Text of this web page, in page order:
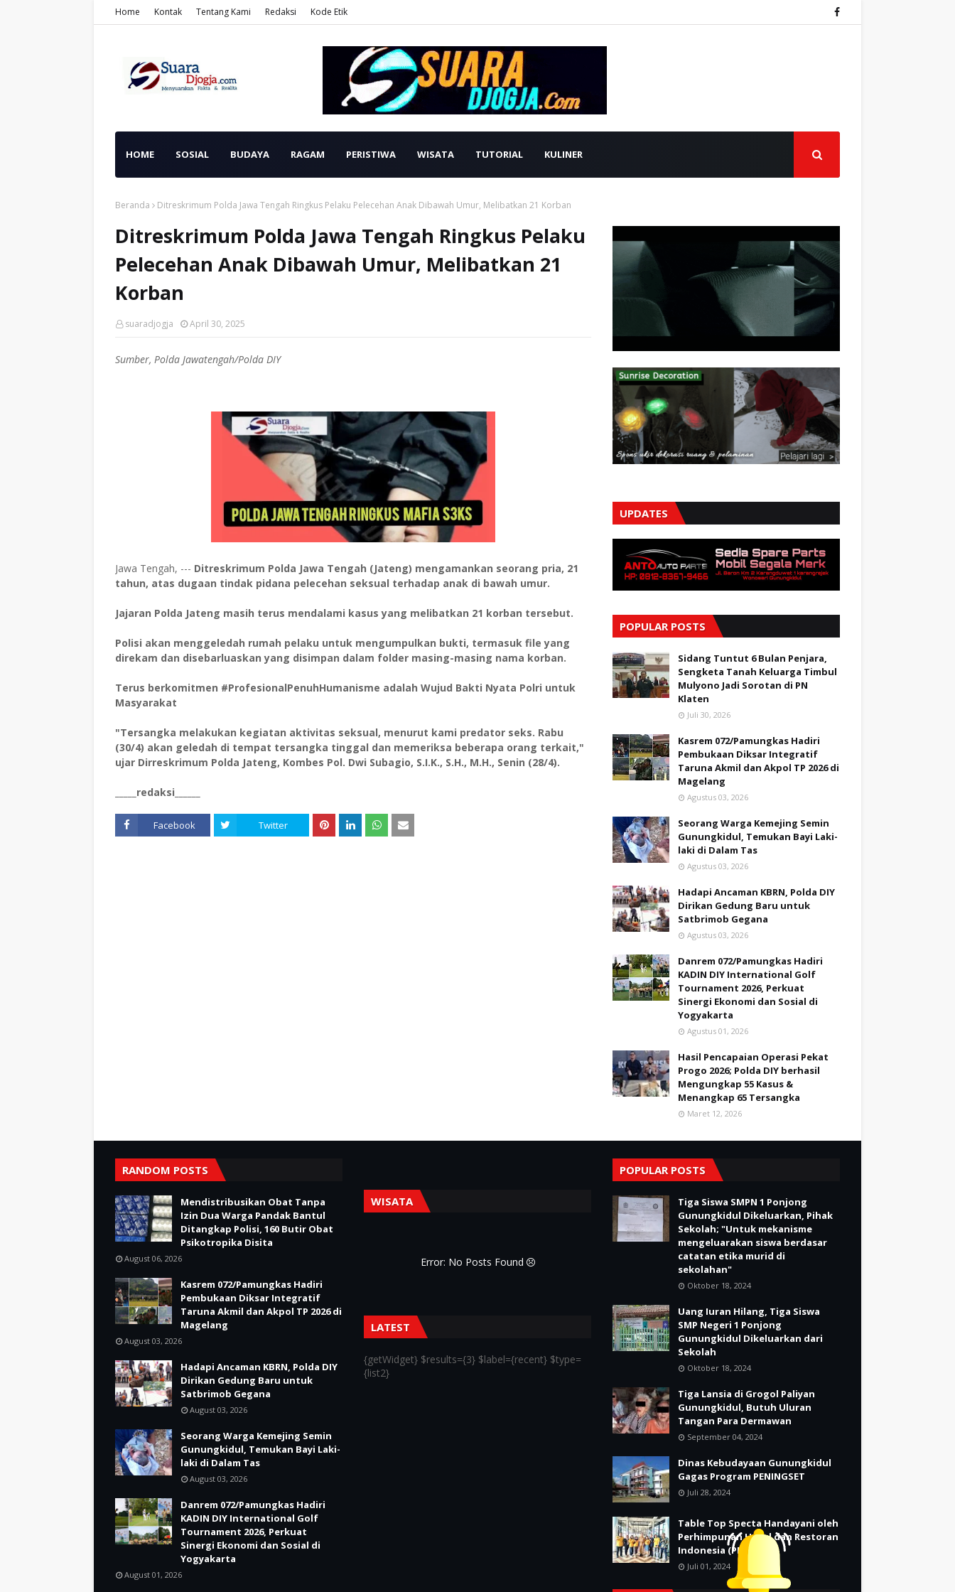
Home Kontak Tentang Kami Redaksi Kode Etik
HOME SOSIAL BUDAYA RAGAM PERISTIWA WISATA TUTORIAL KULINER
Beranda Ditreskrimum Polda Jawa Tengah Ringkus Pelaku Pelecehan Anak Dibawah Umur, Melibatkan 21 Korban
Ditreskrimum Polda Jawa Tengah Ringkus Pelaku
Pelecehan Anak Dibawah Umur, Melibatkan 21
Korban
suaradjogja April 30, 2025
Sumber, Polda Jawatengah/Polda DIY
Jawa Tengah, --- Ditreskrimum Polda Jawa Tengah (Jateng) mengamankan seorang pria, 21
tahun, atas dugaan tindak pidana pelecehan seksual terhadap anak di bawah umur.
Jajaran Polda Jateng masih terus mendalami kasus yang melibatkan 21 korban tersebut.
Polisi akan menggeledah rumah pelaku untuk mengumpulkan bukti, termasuk file yang
direkam dan disebarluaskan yang disimpan dalam folder masing-masing nama korban.
Terus berkomitmen #ProfesionalPenuhHumanisme adalah Wujud Bakti Nyata Polri untuk
Masyarakat
"Tersangka melakukan kegiatan aktivitas seksual, menurut kami predator seks. Rabu
(30/4) akan geledah di tempat tersangka tinggal dan memeriksa beberapa orang terkait,"
ujar Dirreskrimum Polda Jateng, Kombes Pol. Dwi Subagio, S.I.K., S.H., M.H., Senin (28/4).
_____redaksi______
Facebook Twitter
UPDATES
POPULAR POSTS
Sidang Tuntut 6 Bulan Penjara,
Sengketa Tanah Keluarga Timbul
Mulyono Jadi Sorotan di PN
Klaten
Juli 30, 2026
Kasrem 072/Pamungkas Hadiri
Pembukaan Diksar Integratif
Taruna Akmil dan Akpol TP 2026 di
Magelang
Agustus 03, 2026
Seorang Warga Kemejing Semin
Gunungkidul, Temukan Bayi Laki-
laki di Dalam Tas
Agustus 03, 2026
Hadapi Ancaman KBRN, Polda DIY
Dirikan Gedung Baru untuk
Satbrimob Gegana
Agustus 03, 2026
Danrem 072/Pamungkas Hadiri
KADIN DIY International Golf
Tournament 2026, Perkuat
Sinergi Ekonomi dan Sosial di
Yogyakarta
Agustus 01, 2026
Hasil Pencapaian Operasi Pekat
Progo 2026; Polda DIY berhasil
Mengungkap 55 Kasus &
Menangkap 65 Tersangka
Maret 12, 2026
RANDOM POSTS
Mendistribusikan Obat Tanpa
Izin Dua Warga Pandak Bantul
Ditangkap Polisi, 160 Butir Obat
Psikotropika Disita
August 06, 2026
Kasrem 072/Pamungkas Hadiri
Pembukaan Diksar Integratif
Taruna Akmil dan Akpol TP 2026 di
Magelang
August 03, 2026
Hadapi Ancaman KBRN, Polda DIY
Dirikan Gedung Baru untuk
Satbrimob Gegana
August 03, 2026
Seorang Warga Kemejing Semin
Gunungkidul, Temukan Bayi Laki-
laki di Dalam Tas
August 03, 2026
Danrem 072/Pamungkas Hadiri
KADIN DIY International Golf
Tournament 2026, Perkuat
Sinergi Ekonomi dan Sosial di
Yogyakarta
August 01, 2026
WISATA
Error: No Posts Found
LATEST
{getWidget} $results={3} $label={recent} $type=
{list2}
POPULAR POSTS
Tiga Siswa SMPN 1 Ponjong
Gunungkidul Dikeluarkan, Pihak
Sekolah; "Untuk mekanisme
mengeluarakan siswa berdasar
catatan etika murid di
sekolahan"
Oktober 18, 2024
Uang Iuran Hilang, Tiga Siswa
SMP Negeri 1 Ponjong
Gunungkidul Dikeluarkan dari
Sekolah
Oktober 18, 2024
Tiga Lansia di Grogol Paliyan
Gunungkidul, Butuh Uluran
Tangan Para Dermawan
September 04, 2024
Dinas Kebudayaan Gunungkidul
Gagas Program PENINGSET
Juli 28, 2024
Table Top Specta Handayani oleh
Perhimpunan Hotel dan Restoran
Indonesia (PHRI)
Juli 01, 2024